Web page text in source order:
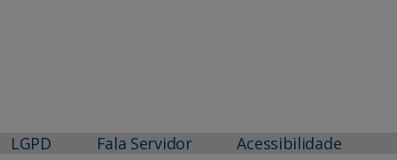
LGPD Fala Servidor Acessibilidade